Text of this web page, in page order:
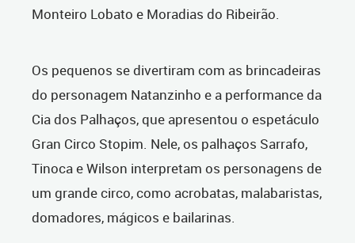
Monteiro Lobato e Moradias do Ribeirão.
Os pequenos se divertiram com as brincadeiras
do personagem Natanzinho e a performance da
Cia dos Palhaços, que apresentou o espetáculo
Gran Circo Stopim. Nele, os palhaços Sarrafo,
Tinoca e Wilson interpretam os personagens de
um grande circo, como acrobatas, malabaristas,
domadores, mágicos e bailarinas.